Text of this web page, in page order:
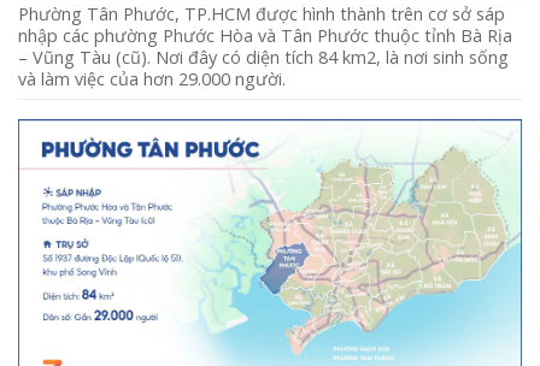
Phường Tân Phước, TP.HCM được hình thành trên cơ sở sáp
nhập các phường Phước Hòa và Tân Phước thuộc tỉnh Bà Rịa
– Vũng Tàu (cũ). Nơi đây có diện tích 84 km2, là nơi sinh sống
và làm việc của hơn 29.000 người.